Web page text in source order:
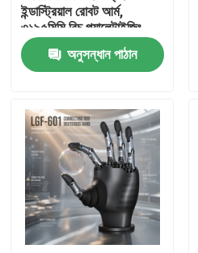
বাড়ি
পণ্য
ভিডিও
আমাদের সম্পর্কে
ইন্ডাস্ট্রিয়াল রোবট আর্ম,
৩১৯৫মিমি রিচ প্যালেটাইজিং
হ্যান্ডলিং রোবোটিক আর্ম
অনুসন্ধান পাঠান